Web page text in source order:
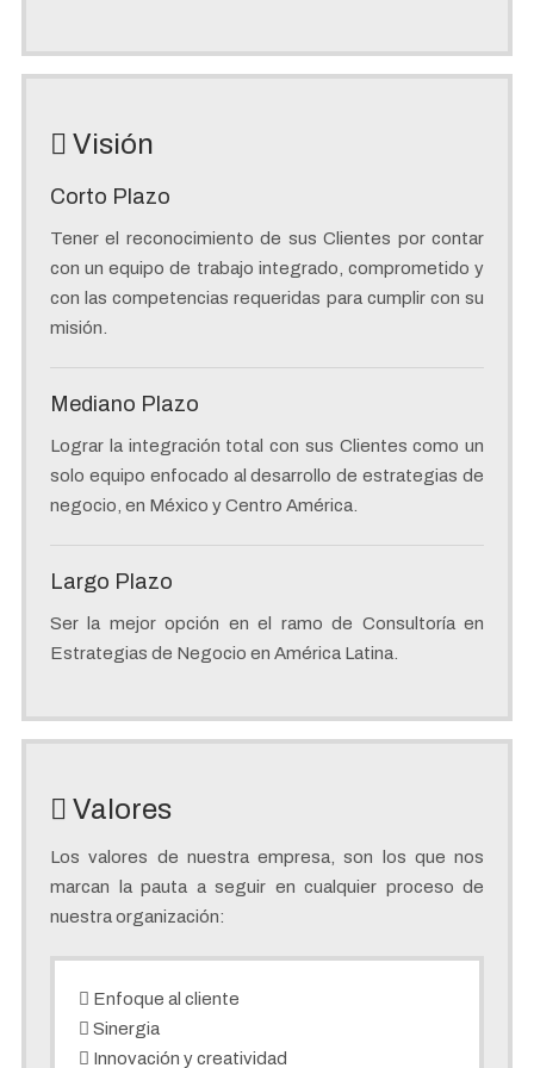
Visión
Corto Plazo
Tener el reconocimiento de sus Clientes por contar
con un equipo de trabajo integrado, comprometido y
con las competencias requeridas para cumplir con su
misión.
Mediano Plazo
Lograr la integración total con sus Clientes como un
solo equipo enfocado al desarrollo de estrategias de
negocio, en México y Centro América.
Largo Plazo
Ser la mejor opción en el ramo de Consultoría en
Estrategias de Negocio en América Latina.
Valores
Los valores de nuestra empresa, son los que nos
marcan la pauta a seguir en cualquier proceso de
nuestra organización:
Enfoque al cliente
Sinergia
Innovación y creatividad